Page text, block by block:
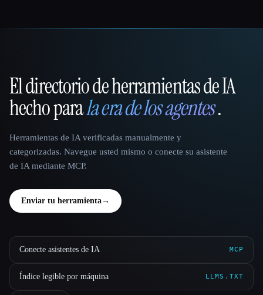
That AI Collection
El directorio de herramientas de IA
hecho parala era de los agentes.
Herramientas de IA verificadas manualmente y
categorizadas. Navegue usted mismo o conecte su asistente
de IA mediante MCP.
Enviar tu herramienta→
Conecte asistentes de IA MCP
Índice legible por máquina LLMS.TXT